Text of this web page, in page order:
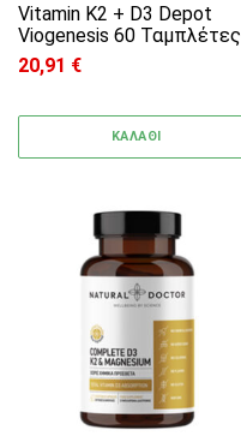
Vitamin K2 + D3 Depot
Viogenesis 60 Ταμπλέτες
20,91 €
ΚΑΛΑΘΙ